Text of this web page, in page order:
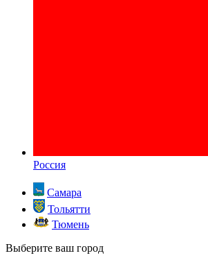
Россия
Самара
Тольятти
Тюмень
Выберите ваш город